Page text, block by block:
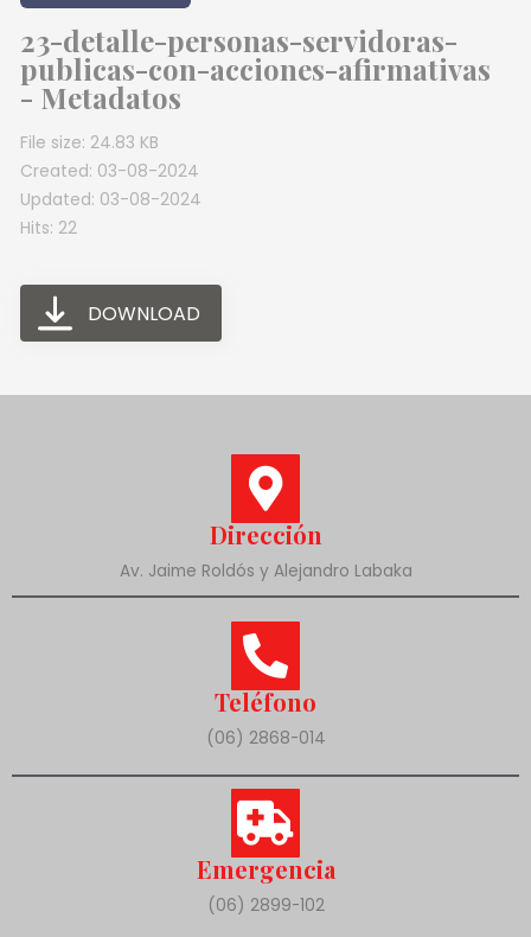
23-detalle-personas-servidoras-
publicas-con-acciones-afirmativas
- Metadatos
File size: 24.83 KB
Created: 03-08-2024
Updated: 03-08-2024
Hits: 22
DOWNLOAD
Dirección
Av. Jaime Roldós y Alejandro Labaka
Teléfono
(06) 2868-014
Emergencia
(06) 2899-102